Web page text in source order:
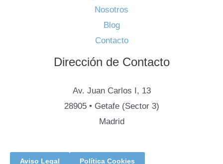
Nosotros
Blog
Contacto
Dirección de Contacto
Av. Juan Carlos I, 13
28905 • Getafe (Sector 3)
Madrid
Aviso Legal Política Cookies